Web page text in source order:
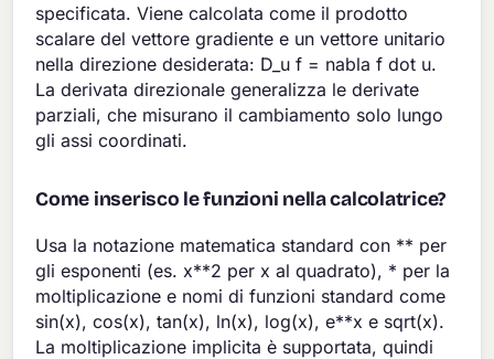
specificata. Viene calcolata come il prodotto
scalare del vettore gradiente e un vettore unitario
nella direzione desiderata: D_u f = nabla f dot u.
La derivata direzionale generalizza le derivate
parziali, che misurano il cambiamento solo lungo
gli assi coordinati.
Come inserisco le funzioni nella calcolatrice?
Usa la notazione matematica standard con ** per
gli esponenti (es. x**2 per x al quadrato), * per la
moltiplicazione e nomi di funzioni standard come
sin(x), cos(x), tan(x), ln(x), log(x), e**x e sqrt(x).
La moltiplicazione implicita è supportata, quindi